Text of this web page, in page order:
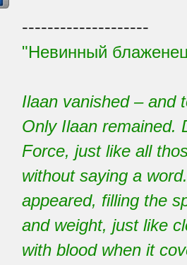
--------------------
"Невинный
Ilaan vanished – and
Only Ilaan remained.
Force, just like all
without saying a
appeared, filling the
and weight, just like
with blood when it